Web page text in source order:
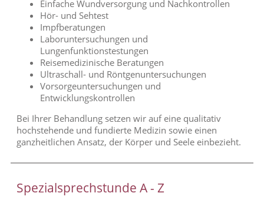
Einfache Wundversorgung und Nachkontrollen
Hör- und Sehtest
Impfberatungen
Laboruntersuchungen und
Lungenfunktionstestungen
Reisemedizinische Beratungen
Ultraschall- und Röntgenuntersuchungen
Vorsorgeuntersuchungen und
Entwicklungskontrollen
Bei Ihrer Behandlung setzen wir auf eine qualitativ
hochstehende und fundierte Medizin sowie einen
ganzheitlichen Ansatz, der Körper und Seele einbezieht.
Spezialsprechstunde A - Z